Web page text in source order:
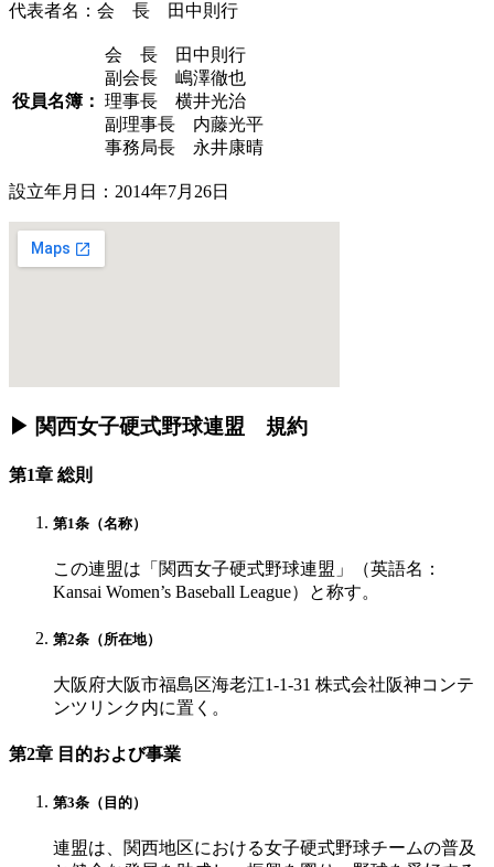
代表者名：会 長 田中則行
役員名簿：
会 長 田中則行
副会長 嶋澤徹也
理事長 横井光治
副理事長 内藤光平
事務局長 永井康晴
設立年月日：2014年7月26日
▶ 関西女子硬式野球連盟 規約
第1章 総則
第1条（名称）
この連盟は「関西女子硬式野球連盟」（英語名：
Kansai Women’s Baseball League）と称す。
第2条（所在地）
大阪府大阪市福島区海老江1-1-31 株式会社阪神コンテ
ンツリンク内に置く。
第2章 目的および事業
第3条（目的）
連盟は、関西地区における女子硬式野球チームの普及